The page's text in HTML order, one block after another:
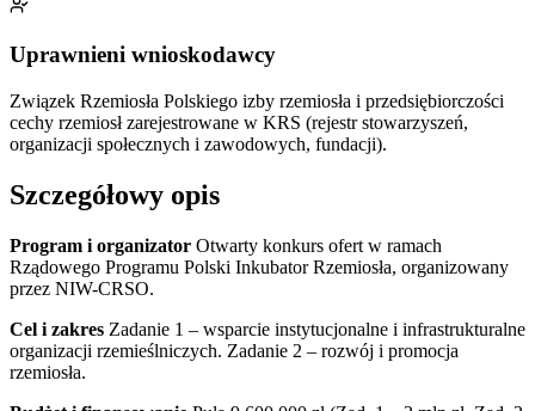
Uprawnieni wnioskodawcy
Związek Rzemiosła Polskiego izby rzemiosła i przedsiębiorczości
cechy rzemiosł zarejestrowane w KRS (rejestr stowarzyszeń,
organizacji społecznych i zawodowych, fundacji).
Szczegółowy opis
Program i organizator Otwarty konkurs ofert w ramach
Rządowego Programu Polski Inkubator Rzemiosła, organizowany
przez NIW-CRSO.
Cel i zakres Zadanie 1 – wsparcie instytucjonalne i infrastrukturalne
organizacji rzemieślniczych. Zadanie 2 – rozwój i promocja
rzemiosła.